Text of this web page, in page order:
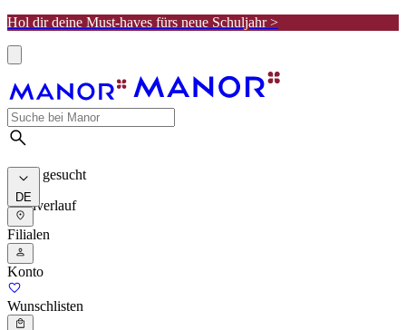
Hol dir deine Must-haves fürs neue Schuljahr >
Meist gesucht
Suchverlauf
DE
Filialen
Konto
Wunschlisten